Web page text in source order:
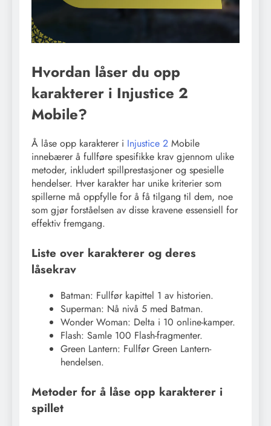
Hvordan låser du opp
karakterer i Injustice 2
Mobile?
Å låse opp karakterer i Injustice 2 Mobile
innebærer å fullføre spesifikke krav gjennom ulike
metoder, inkludert spillprestasjoner og spesielle
hendelser. Hver karakter har unike kriterier som
spillerne må oppfylle for å få tilgang til dem, noe
som gjør forståelsen av disse kravene essensiell for
effektiv fremgang.
Liste over karakterer og deres
låsekrav
Batman: Fullfør kapittel 1 av historien.
Superman: Nå nivå 5 med Batman.
Wonder Woman: Delta i 10 online-kamper.
Flash: Samle 100 Flash-fragmenter.
Green Lantern: Fullfør Green Lantern-
hendelsen.
Metoder for å låse opp karakterer i
spillet